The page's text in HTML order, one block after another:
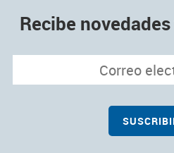
Recibe